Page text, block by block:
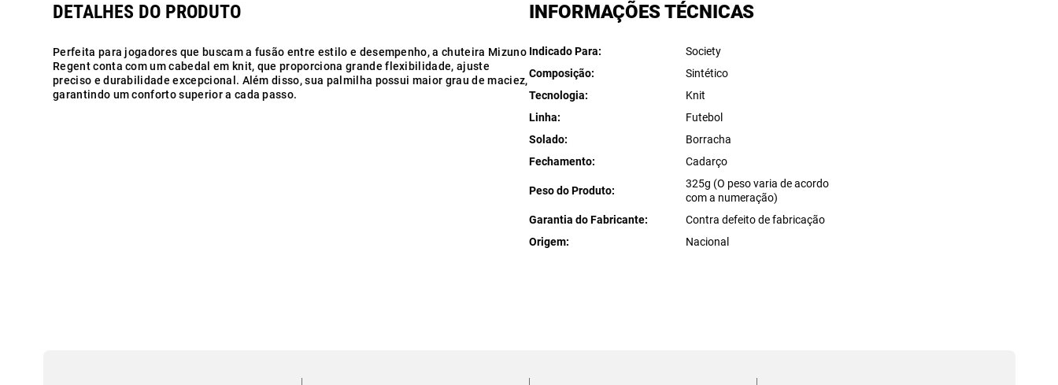
Perfeita para jogadores que buscam a fusão entre estilo e desempenho, a chuteira Mizuno
Regent conta com um cabedal em knit, que proporciona grande flexibilidade, ajuste
preciso e durabilidade excepcional. Além disso, sua palmilha possui maior grau de maciez,
garantindo um conforto superior a cada passo.
INFORMAÇÕES TÉCNICAS
Indicado Para
Society
Composição
Sintético
Tecnologia
Knit
Linha
Futebol
Solado
Borracha
Fechamento
Cadarço
Peso do Produto
325g (O peso varia de acordo
com a numeração)
Garantia do Fabricante
Contra defeito de fabricação
Origem
Nacional